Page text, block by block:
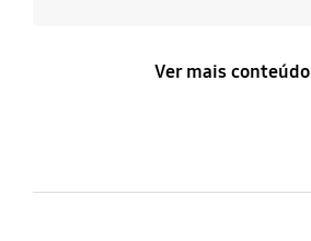
Ver mais conteúdo